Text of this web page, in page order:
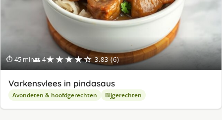
⏱ 45 min👥 4★★★★☆ 3.83 (6)
Varkensvlees in pindasaus
Avondeten & hoofdgerechten Bijgerechten